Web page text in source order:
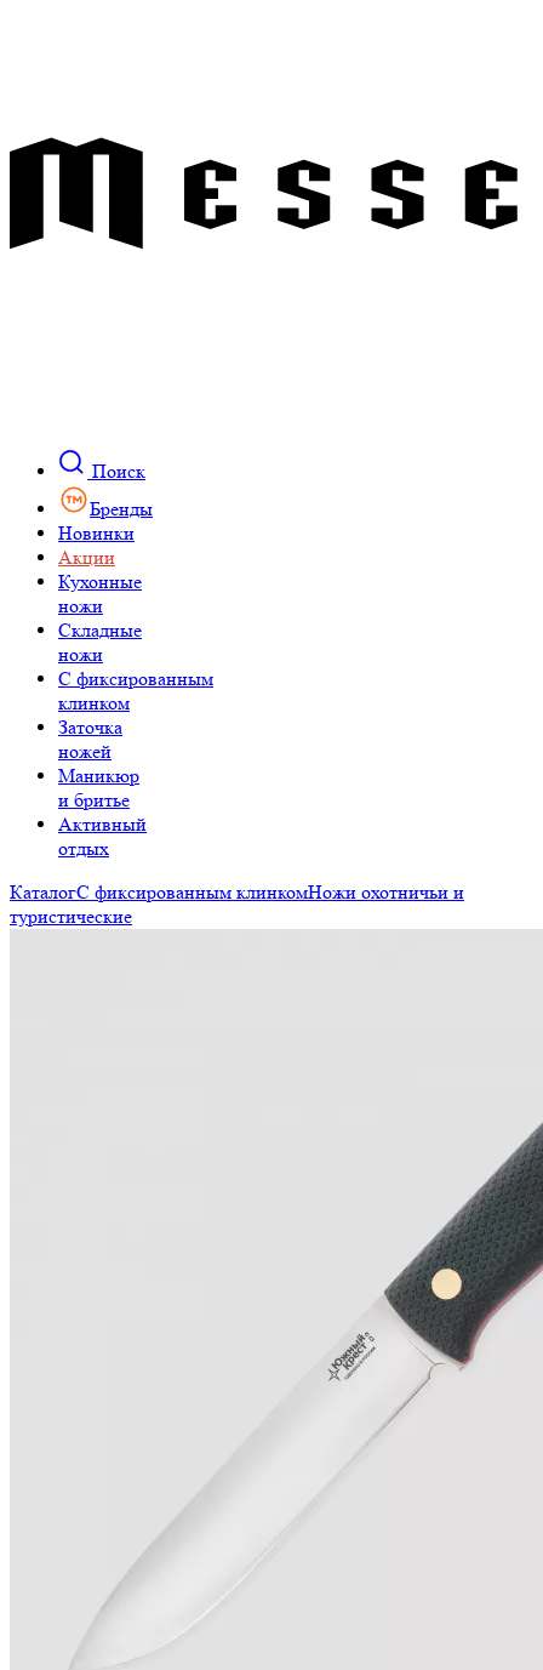
Поиск
Бренды
Новинки
Акции
Кухонные
ножи
Складные
ножи
C фиксированным
клинком
Заточка
ножей
Маникюр
и бритье
Активный
отдых
КаталогС фиксированным клинкомНожи охотничьи и
туристические